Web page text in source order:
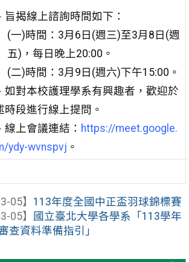
旨揭線上諮詢時間如下：
(一)時間：3月6日(週三)至3月8日(週
五)，每日晚上20:00。
(二)時間：3月9日(週六)下午15:00。
如對本校護理學系有興趣者，歡迎於
時段進行線上提問。
線上會議連結： https://meet.google.
ydy-wvnspvj 。
05】 113年度全國中正盃羽球錦標賽
05】
國立臺北大學各學系「113學年
查資料準備指引」